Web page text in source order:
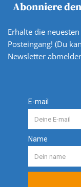
Abonniere
Erhalte die
Posteingang! (Du
Newsletter